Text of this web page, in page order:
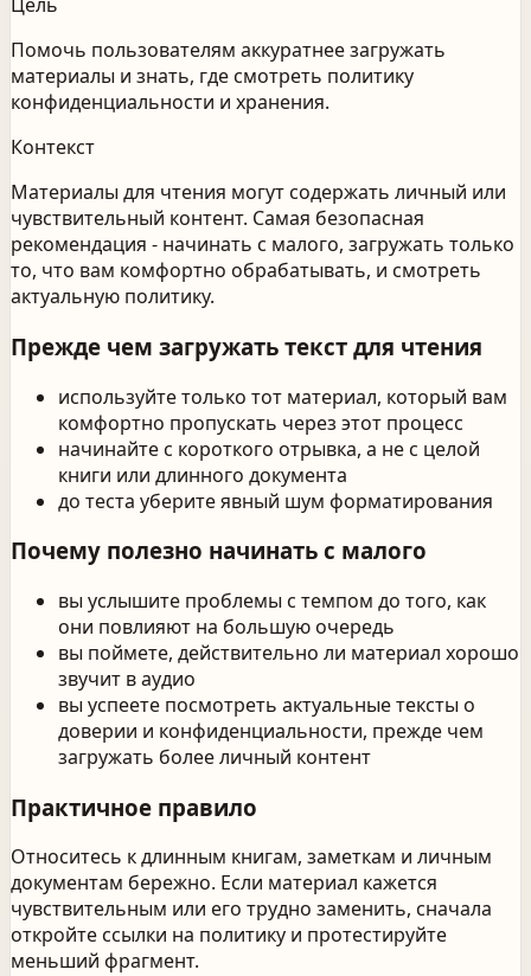
Помочь пользователям аккуратнее загружать
материалы и знать, где смотреть политику
конфиденциальности и хранения.
Контекст
Материалы для чтения могут содержать личный или
чувствительный контент. Самая безопасная
рекомендация - начинать с малого, загружать только
то, что вам комфортно обрабатывать, и смотреть
актуальную политику.
Прежде чем загружать текст для чтения
используйте только тот материал, который вам
комфортно пропускать через этот процесс
начинайте с короткого отрывка, а не с целой
книги или длинного документа
до теста уберите явный шум форматирования
Почему полезно начинать с малого
вы услышите проблемы с темпом до того, как
они повлияют на большую очередь
вы поймете, действительно ли материал хорошо
звучит в аудио
вы успеете посмотреть актуальные тексты о
доверии и конфиденциальности, прежде чем
загружать более личный контент
Практичное правило
Относитесь к длинным книгам, заметкам и личным
документам бережно. Если материал кажется
чувствительным или его трудно заменить, сначала
откройте ссылки на политику и протестируйте
меньший фрагмент.